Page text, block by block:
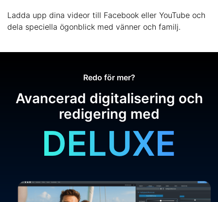
Ladda upp dina videor till Facebook eller YouTube och
dela speciella ögonblick med vänner och familj.
Redo för mer?
DELUXE
Avancerad digitalisering och
redigering med